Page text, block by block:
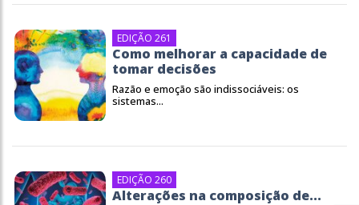
EDIÇÃO 261
Como melhorar a capacidade de
tomar decisões
Razão e emoção são indissociáveis: os
sistemas...
EDIÇÃO 260
Alterações na composição de...